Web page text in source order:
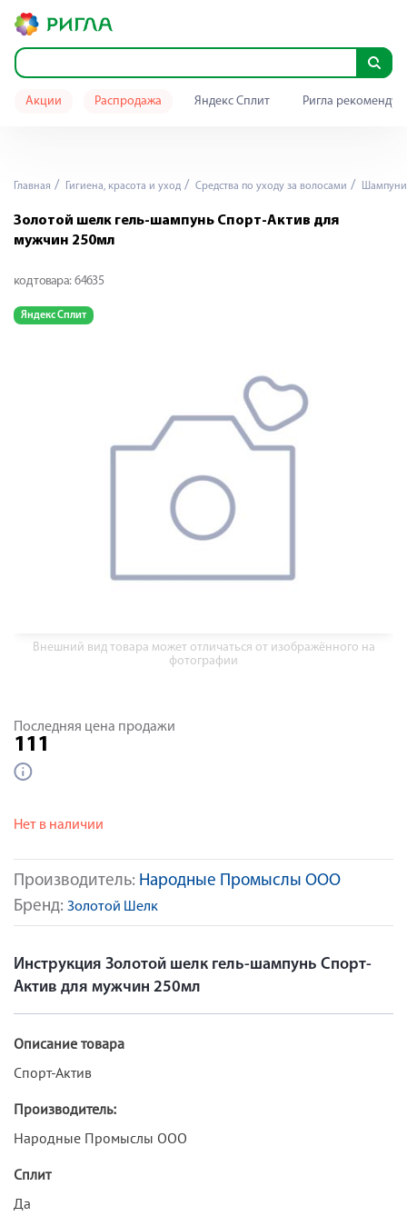
Акции Распродажа Яндекс Сплит Ригла
Главная Гигиена, красота и уход Средства по уходу за волосами Шампуни
Золотой шелк гель-шампунь Спорт-Актив для
мужчин 250мл
код товара: 64635
Яндекс Сплит
Внешний вид товара может отличаться от изображённого на
фотографии
Производитель: Народные Промыслы ООО
Бренд: Золотой Шелк
Последняя цена продажи
111
Нет в наличии
Инструкция Золотой шелк гель-шампунь Спорт-
Актив для мужчин 250мл
Описание товара
Спорт-Актив
Производитель:
Народные Промыслы ООО
Сплит
Да